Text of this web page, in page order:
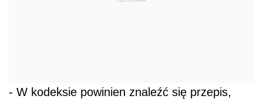
- W kodeksie powinien znaleźć się przepis,